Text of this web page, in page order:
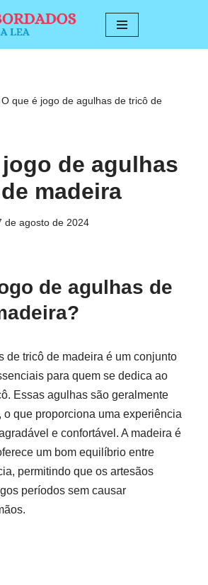
O que é jogo de agulhas de tricô de
de agulhas
madeira
de agosto de 2024
de agulhas de
de tricô de madeira é um conjunto
para quem se dedica ao
Essas agulhas são geralmente
o que proporciona uma experiência
e confortável. A madeira é
um bom equilíbrio entre
permitindo que os artesãos
períodos sem causar